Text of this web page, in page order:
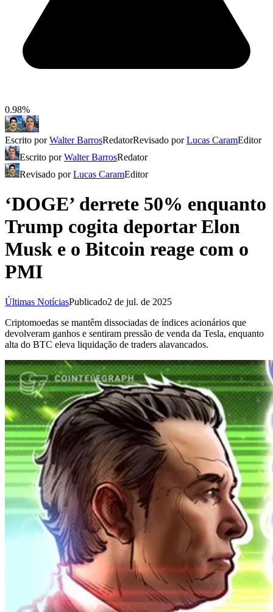
0.98%
Escrito porWalter BarrosRedatorRevisado porLucas CaramEditor
Escrito porWalter BarrosRedator
Revisado porLucas CaramEditor
‘DOGE’ derrete 50% enquanto
Trump cogita deportar Elon
Musk e o Bitcoin reage com o
PMI
Últimas NotíciasPublicado2 de jul. de 2025
Criptomoedas se mantêm dissociadas de índices acionários que
devolveram ganhos e sentiram pressão de venda da Tesla, enquanto
alta do BTC eleva liquidação de traders alavancados.